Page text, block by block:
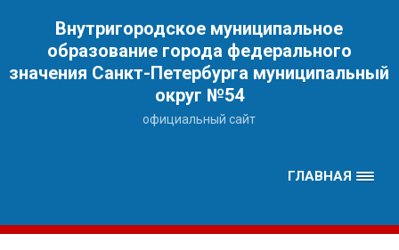
Внутригородское муниципальное
образование города федерального
значения Санкт-Петербурга муниципальный
округ №54
официальный сайт
ГЛАВНАЯ